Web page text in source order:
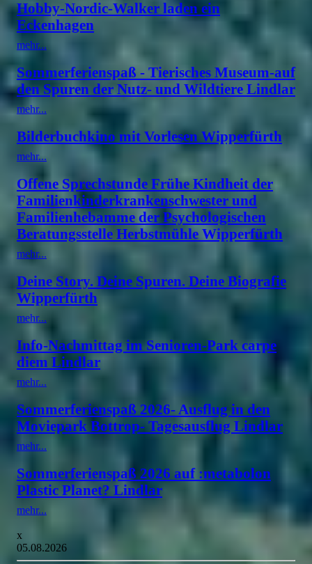
Hobby-Nordic-Walker laden ein
Eckenhagen
mehr...
Sommerferienspaß - Tierisches Museum-auf
den Spuren der Nutz- und Wildtiere Lindlar
mehr...
Bilderbuchkino mit Vorlesen Wipperfürth
mehr...
Offene Sprechstunde Frühe Kindheit der
Familienkinderkrankenschwester und
Familienhebamme der Psychologischen
Beratungsstelle Herbstmühle Wipperfürth
mehr...
Deine Story. Deine Spuren. Deine Biografie
Wipperfürth
mehr...
Info-Nachmittag im Senioren-Park carpe
diem Lindlar
mehr...
Sommerferienspaß 2026- Ausflug in den
Moviepark Bottrop- Tagesausflug Lindlar
mehr...
Sommerferienspaß 2026 auf :metabolon
Plastic Planet? Lindlar
mehr...
x
05.08.2026